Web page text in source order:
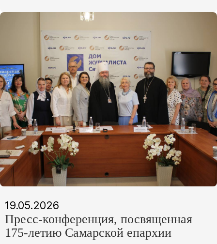
19.05.2026
Пресс-конференция, посвященная
175-летию Самарской епархии